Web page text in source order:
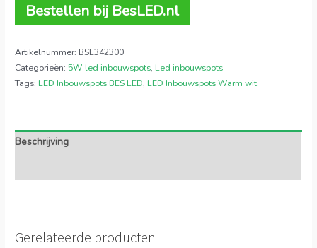
Bestellen bij BesLED.nl
Artikelnummer: BSE342300
Categorieën: 5W led inbouwspots, Led inbouwspots
Tags: LED Inbouwspots BES LED, LED Inbouwspots Warm wit
Beschrijving
Gerelateerde producten